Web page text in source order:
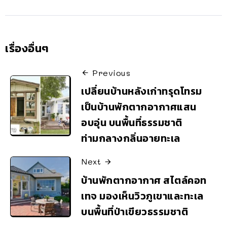
เรื่องอื่นๆ
Previous
เปลี่ยนบ้านหลังเก่าทรุดโทรม
เป็นบ้านพักตากอากาศแสน
อบอุ่น บนพื้นที่ธรรมชาติ
ท่ามกลางกลิ่นอายทะเล
Next
บ้านพักตากอากาศ สไตล์คอท
เทจ มองเห็นวิวภูเขาและทะเล
บนพื้นที่ป่าเขียวธรรมชาติ